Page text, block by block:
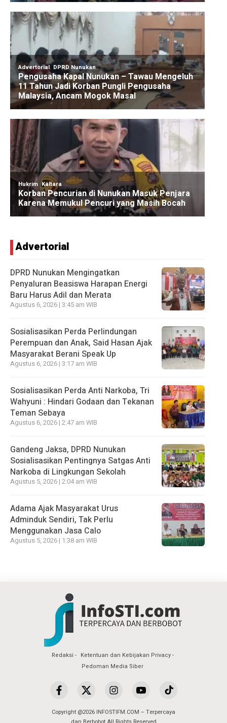
Advertorial
DPRD Nunukan Mengingatkan
Penyaluran Beasiswa Harapan Energi
Baru Harus Adil dan Merata
Agustus 6, 2026 | 3:45 am WIB
Sosialisasikan Perda Perlindungan
Perempuan dan Anak, Said Hasan Ajak
Masyarakat Berani Speak Up
Agustus 6, 2026 | 3:17 am WIB
Sosialisasikan Perda Anti Narkoba, Tri
Wahyuni : Hindari Godaan dan Tekanan
Teman Sebaya
Agustus 6, 2026 | 2:47 am WIB
Gandeng Jaksa, DPRD Nunukan
Sosialisasikan Pentingnya Satgas Anti
Narkoba di Lingkungan Sekolah
Agustus 5, 2026 | 2:04 am WIB
Adama Ajak Masyarakat Urus
Adminduk Sendiri, Tak Perlu
Menggunakan Jasa Calo
Agustus 5, 2026 | 1:38 am WIB
Redaksi
Ketentuan dan Kebijakan Privacy
Pedoman Media Siber
Copyright @2026 INFOSTIFM.COM – Terpercaya